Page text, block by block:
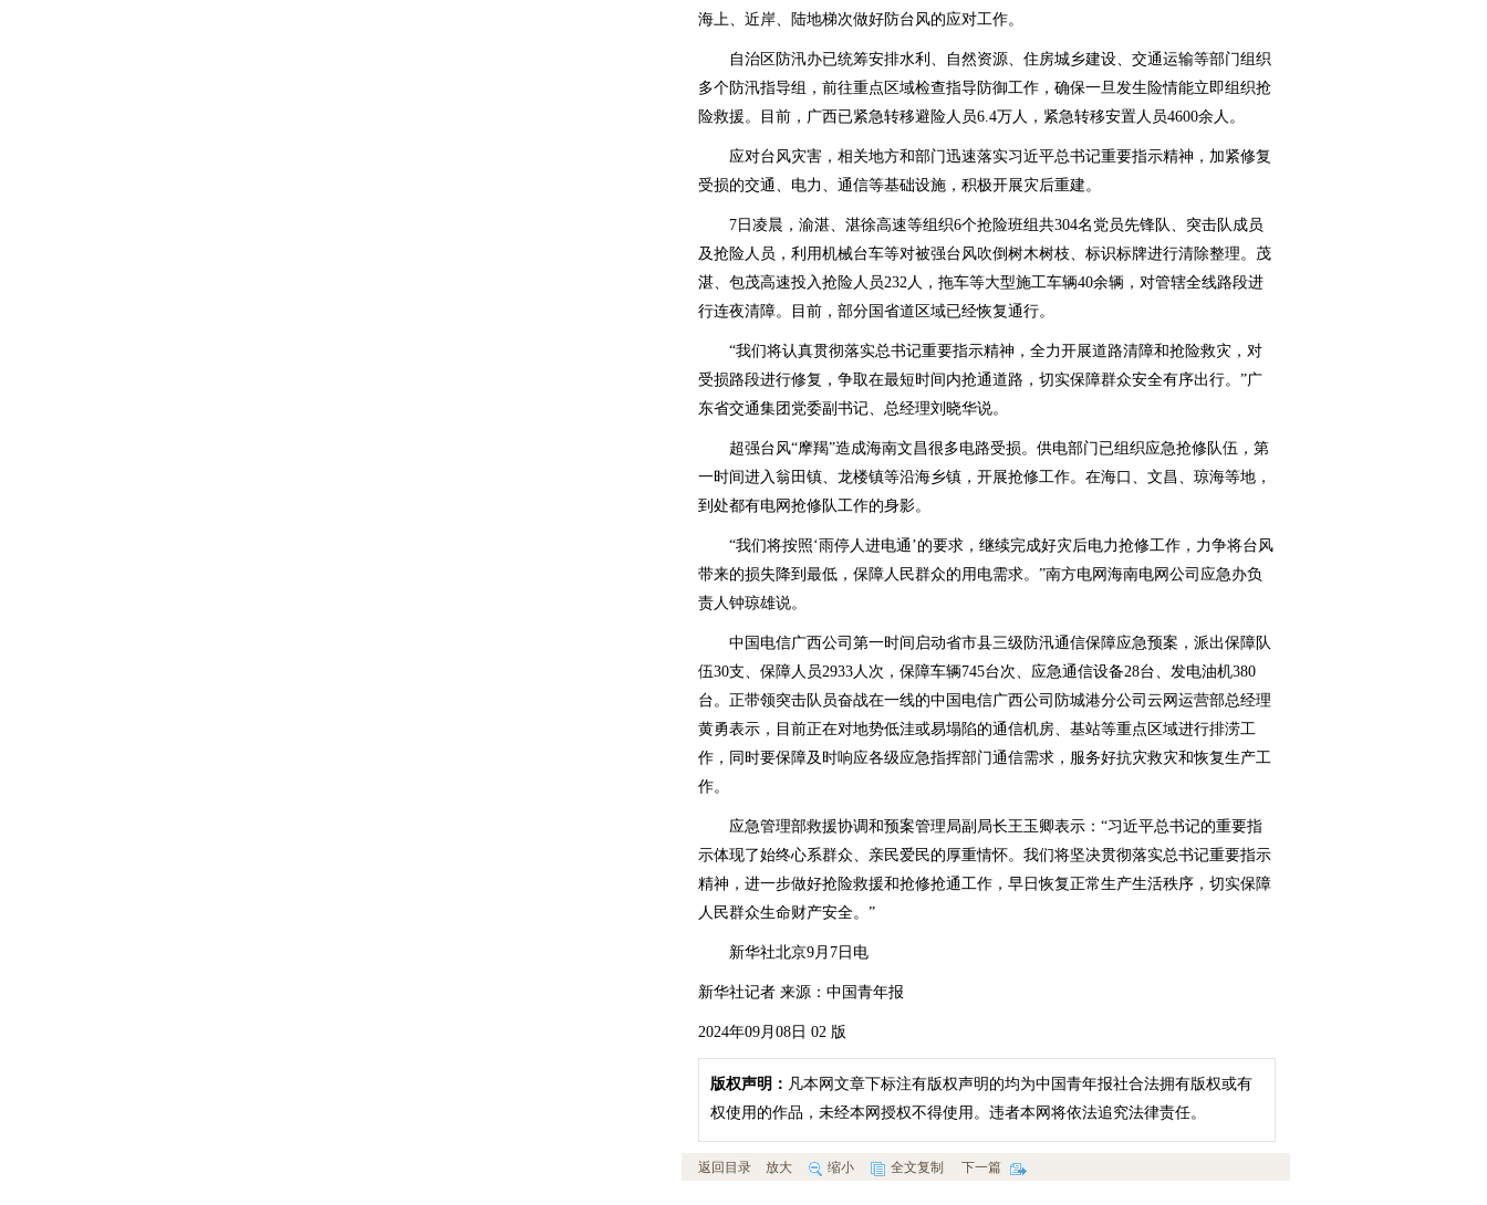
海上、近岸、陆地梯次做好防台风的应对工作。
自治区防汛办已统筹安排水利、自然资源、住房城乡建设、交通运输等部门组织
多个防汛指导组，前往重点区域检查指导防御工作，确保一旦发生险情能立即组织抢
险救援。目前，广西已紧急转移避险人员6.4万人，紧急转移安置人员4600余人。
应对台风灾害，相关地方和部门迅速落实习近平总书记重要指示精神，加紧修复
受损的交通、电力、通信等基础设施，积极开展灾后重建。
7日凌晨，渝湛、湛徐高速等组织6个抢险班组共304名党员先锋队、突击队成员
及抢险人员，利用机械台车等对被强台风吹倒树木树枝、标识标牌进行清除整理。茂
湛、包茂高速投入抢险人员232人，拖车等大型施工车辆40余辆，对管辖全线路段进
行连夜清障。目前，部分国省道区域已经恢复通行。
“我们将认真贯彻落实总书记重要指示精神，全力开展道路清障和抢险救灾，对
受损路段进行修复，争取在最短时间内抢通道路，切实保障群众安全有序出行。”广
东省交通集团党委副书记、总经理刘晓华说。
超强台风“摩羯”造成海南文昌很多电路受损。供电部门已组织应急抢修队伍，第
一时间进入翁田镇、龙楼镇等沿海乡镇，开展抢修工作。在海口、文昌、琼海等地，
到处都有电网抢修队工作的身影。
“我们将按照‘雨停人进电通’的要求，继续完成好灾后电力抢修工作，力争将台风
带来的损失降到最低，保障人民群众的用电需求。”南方电网海南电网公司应急办负
责人钟琼雄说。
中国电信广西公司第一时间启动省市县三级防汛通信保障应急预案，派出保障队
伍30支、保障人员2933人次，保障车辆745台次、应急通信设备28台、发电油机380
台。正带领突击队员奋战在一线的中国电信广西公司防城港分公司云网运营部总经理
黄勇表示，目前正在对地势低洼或易塌陷的通信机房、基站等重点区域进行排涝工
作，同时要保障及时响应各级应急指挥部门通信需求，服务好抗灾救灾和恢复生产工
作。
应急管理部救援协调和预案管理局副局长王玉卿表示：“习近平总书记的重要指
示体现了始终心系群众、亲民爱民的厚重情怀。我们将坚决贯彻落实总书记重要指示
精神，进一步做好抢险救援和抢修抢通工作，早日恢复正常生产生活秩序，切实保障
人民群众生命财产安全。”
新华社北京9月7日电
新华社记者 来源：中国青年报
2024年09月08日 02 版
版权声明： 凡本网文章下标注有版权声明的均为中国青年报社合法拥有版权或有
权使用的作品，未经本网授权不得使用。违者本网将依法追究法律责任。
返回目录 放大 缩小 全文复制 下一篇